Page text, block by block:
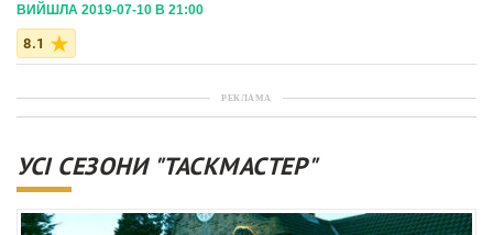
ВИЙШЛА 2019-07-10 В 21:00
8.1
РЕКЛАМА
УСІ СЕЗОНИ "ТАСКМАСТЕР"